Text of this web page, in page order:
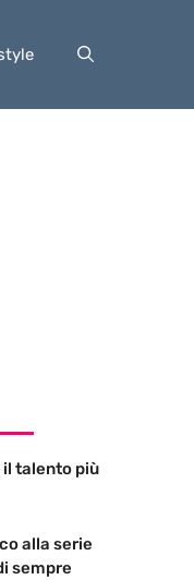
il talento più
alla serie
sempre